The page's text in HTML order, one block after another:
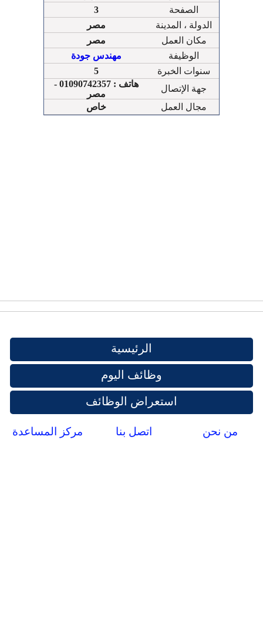
3
الصفحة
مصر
الدولة ، المدينة
مصر
مكان العمل
مهندس جودة
الوظيفة
5
سنوات الخبرة
هاتف : 01090742357 -
مصر
جهة الإتصال
خاص
مجال العمل
الرئيسية
وظائف اليوم
استعراض الوظائف
من نحن اتصل بنا مركز المساعدة